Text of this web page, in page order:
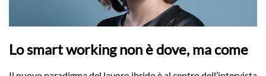
Lo smart working non è dove, ma come